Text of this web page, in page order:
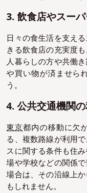
3. 飲食店やスー
日々の食生活を支え
きる飲食店の充実度
人暮らしの方や共働
や買い物が済ませら
う。
4. 公共交通機関
東京都内の移動に欠
る、複数路線が利用
スに関する条件も住
場や学校などの関係
場合は、その沿線上
もしれません。